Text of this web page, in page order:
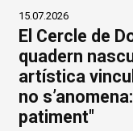
15.07.2026
El Cercle de
quadern
artística
no
patiment"